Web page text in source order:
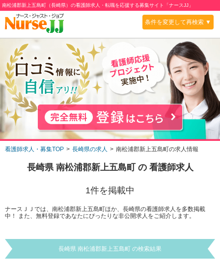
南松浦郡新上五島町（長崎県）の看護師求人・転職を応援する募集サイト「ナースJJ」
条件を変更して再検索 ▼
看護師求人・募集TOP 長崎県の求人 南松浦郡新上五島町の求人情報
長崎県 南松浦郡新上五島町 の 看護師求人
1件を掲載中
ナースＪＪでは、南松浦郡新上五島町ほか、長崎県の看護師求人を多数掲載
中！ また、無料登録であなたにぴったりな非公開求人をご紹介します。
長崎県 南松浦郡新上五島町 の検索結果